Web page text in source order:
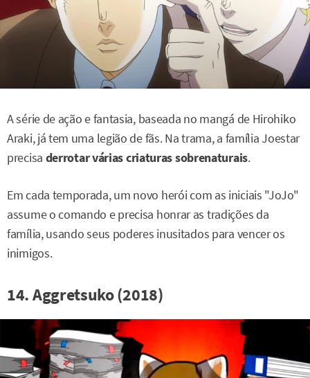
A série de ação e fantasia, baseada no mangá de Hirohiko
Araki, já tem uma legião de fãs. Na trama, a família Joestar
precisa derrotar várias criaturas sobrenaturais.
Em cada temporada, um novo herói com as iniciais "JoJo"
assume o comando e precisa honrar as tradições da
família, usando seus poderes inusitados para vencer os
inimigos.
14. Aggretsuko (2018)